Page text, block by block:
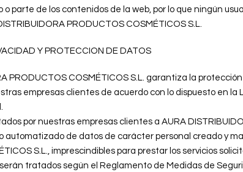
o parte de los contenidos de la web, por lo que ningún
PRODUCTOS COSMÉTICOS S.L.
Y PROTECCION DE DATOS
PRODUCTOS COSMÉTICOS S.L. garantiza la
empresas clientes de acuerdo con lo dispuesto en
por nuestras empresas clientes a AURA
automatizado de datos de carácter personal creado y
S.L., imprescindibles para prestar los servicios
tratados según el Reglamento de Medidas de